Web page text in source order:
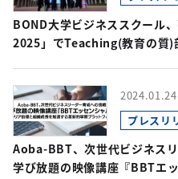
BOND大学ビジネススクー
2025」でTeaching(教育の質)
2024.01.24
プレスリ
Aoba-BBT、次世代ビジネス
学び放題の映像講座『BBTエ